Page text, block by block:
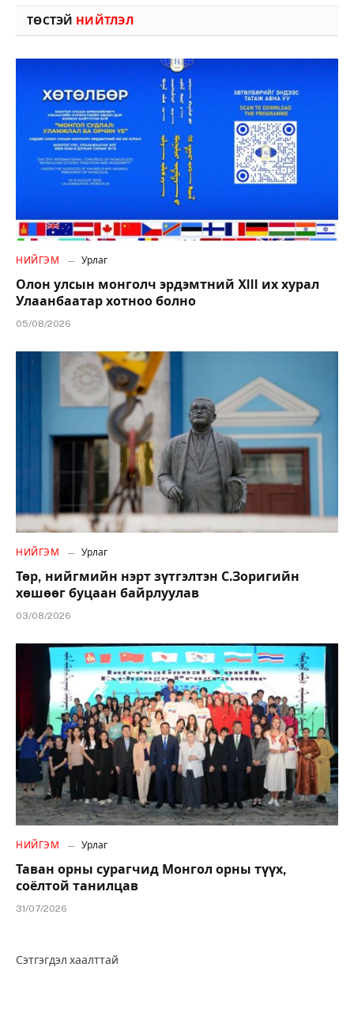
ТӨСТЭЙ НИЙТЛЭЛ
НИЙГЭМ Урлаг
Олон улсын монголч эрдэмтний XIII их хурал
Улаанбаатар хотноо болно
05/08/2026
НИЙГЭМ Урлаг
Төр, нийгмийн нэрт зүтгэлтэн С.Зоригийн
хөшөөг буцаан байрлуулав
03/08/2026
НИЙГЭМ Урлаг
Таван орны сурагчид Монгол орны түүх,
соёлтой танилцав
31/07/2026
Сэтгэгдэл хаалттай